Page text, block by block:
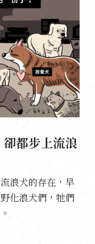
都步上流浪
浪犬的存在，早
化浪犬們，牠們